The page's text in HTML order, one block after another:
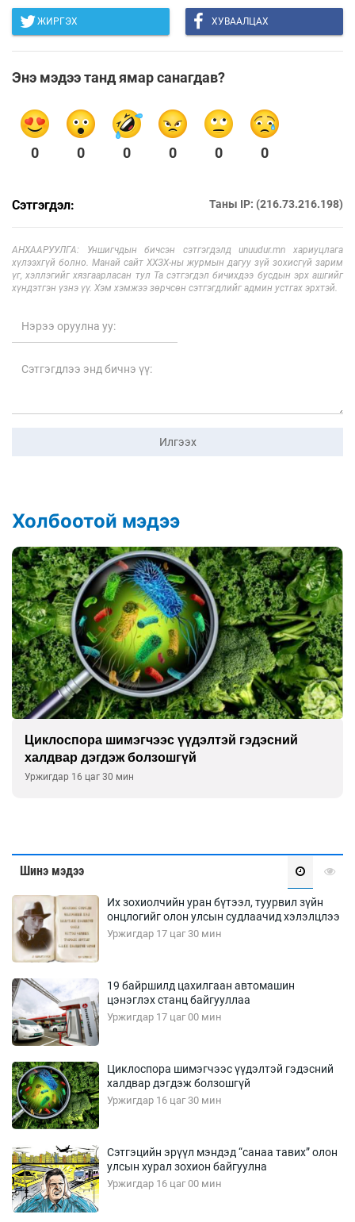
ЖИРГЭХ ХУВААЛЦАХ
Энэ мэдээ танд ямар санагдав?
0 0 0 0 0 0
Сэтгэгдэл: Таны IP: (216.73.216.198)
АНХААРУУЛГА: Уншигчдын бичсэн сэтгэгдэлд unuudur.mn хариуцлага
хүлээхгүй болно. Манай сайт ХХЗХ-ны журмын дагуу зүй зохисгүй зарим
үг, хэллэгийг хязгаарласан тул Та сэтгэгдэл бичихдээ бусдын эрх ашгийг
хүндэтгэн үзнэ үү. Хэм хэмжээ зөрчсөн сэтгэгдлийг админ устгах эрхтэй.
Илгээх
Холбоотой мэдээ
Сэтгэцийн эрүүл мэндэд “санаа тавих” олон
улсын хурал зохион байгуулна
Уржигдар 16 цаг 00 мин
Шинэ мэдээ
Их зохиолчийн уран бүтээл, туурвил зүйн
онцлогийг олон улсын судлаачид хэлэлцлээ
Уржигдар 17 цаг 30 мин
19 байршилд цахилгаан автомашин
цэнэглэх станц байгууллаа
Уржигдар 17 цаг 00 мин
Циклоспора шимэгчээс үүдэлтэй гэдэсний
халдвар дэгдэж болзошгүй
Уржигдар 16 цаг 30 мин
Сэтгэцийн эрүүл мэндэд “санаа тавих” олон
улсын хурал зохион байгуулна
Уржигдар 16 цаг 00 мин